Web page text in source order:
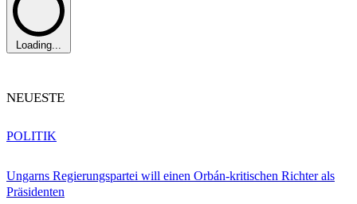
Loading...
NEUESTE
Ungarns Regierungspartei will einen Orbán-kritischen Richter als
Präsidenten
POLITIK